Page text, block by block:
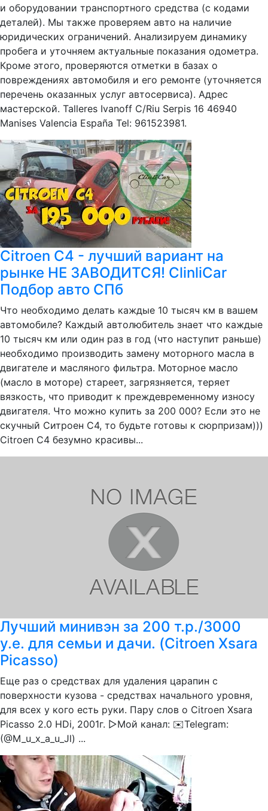
и оборудовании транспортного средства (с кодами
деталей). Мы также проверяем авто на наличие
юридических ограничений. Анализируем динамику
пробега и уточняем актуальные показания одометра.
Кроме этого, проверяются отметки в базах о
повреждениях автомобиля и его ремонте (уточняется
перечень оказанных услуг автосервиса). Адрес
мастерской. Talleres Ivanoff C/Riu Serpis 16 46940
Manises Valencia España Tel: 961523981.
Citroen C4 - лучший вариант на
рынке НЕ ЗАВОДИТСЯ! ClinliCar
Подбор авто СПб
Что необходимо делать каждые 10 тысяч км в вашем
автомобиле? Каждый автолюбитель знает что каждые
10 тысяч км или один раз в год (что наступит раньше)
необходимо производить замену моторного масла в
двигателе и масляного фильтра. Моторное масло
(масло в моторе) стареет, загрязняется, теряет
вязкость, что приводит к преждевременному износу
двигателя. Что можно купить за 200 000? Если это не
скучный Ситроен С4, то будьте готовы к сюрпризам)))
Citroen C4 безумно красивы...
Лучший минивэн за 200 т.р./3000
у.е. для семьи и дачи. (Citroen Xsara
Picasso)
Еще раз о средствах для удаления царапин с
поверхности кузова - средствах начального уровня,
для всех у кого есть руки. Пару слов о Citroen Xsara
Picasso 2.0 HDi, 2001г. ▷️Мой канал: ✉️Telegram:
(@M_u_x_a_u_Jl) ...